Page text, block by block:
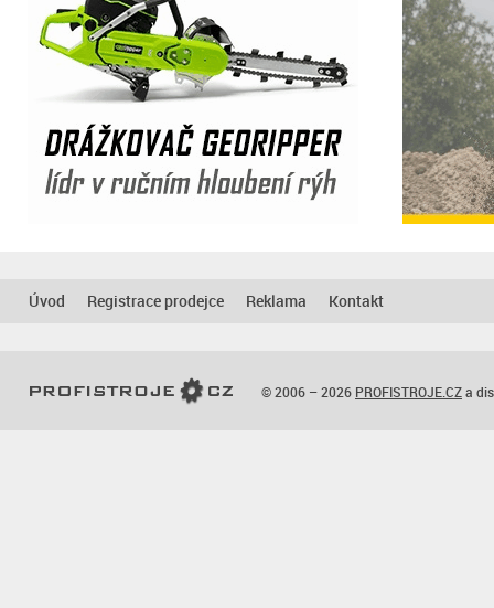
Úvod Registrace prodejce Reklama Kontakt
© 2006 – 2026 PROFISTROJE.CZa